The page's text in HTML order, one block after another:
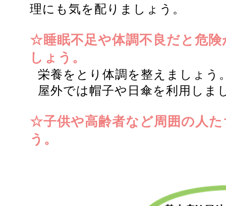
理にも気を配りましょう。
☆睡眠不足や体調不良だと危
しょう。
栄養をとり体調を整えましょう
屋外では帽子や日傘を利用しま
☆子供や高齢者など周囲の人
う。